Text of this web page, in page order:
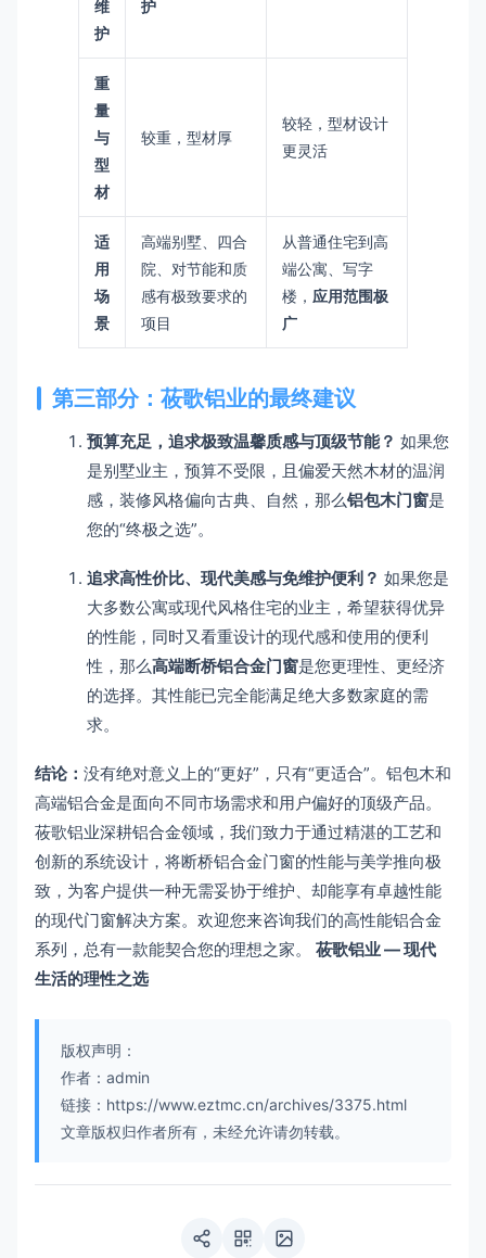
维
护
护
重
量
与
型
材
较重，型材厚
较轻，型材设计
更灵活
适
用
场
景
高端别墅、四合
院、对节能和质
感有极致要求的
项目
从普通住宅到高
端公寓、写字
楼， 应用范围极
广
第三部分：莜歌铝业的最终建议
预算充足，追求极致温馨质感与顶级节能？ 如果您
是别墅业主，预算不受限，且偏爱天然木材的温润
感，装修风格偏向古典、自然，那么铝包木门窗是
您的“终极之选”。
追求高性价比、现代美感与免维护便利？ 如果您是
大多数公寓或现代风格住宅的业主，希望获得优异
的性能，同时又看重设计的现代感和使用的便利
性，那么高端断桥铝合金门窗是您更理性、更经济
的选择。其性能已完全能满足绝大多数家庭的需
求。
结论： 没有绝对意义上的“更好”，只有“更适合”。铝包木和
高端铝合金是面向不同市场需求和用户偏好的顶级产品。
莜歌铝业深耕铝合金领域，我们致力于通过精湛的工艺和
创新的系统设计，将断桥铝合金门窗的性能与美学推向极
致，为客户提供一种无需妥协于维护、却能享有卓越性能
的现代门窗解决方案。欢迎您来咨询我们的高性能铝合金
系列，总有一款能契合您的理想之家。 莜歌铝业 — 现代
生活的理性之选
版权声明：
作者：admin
链接：https://www.eztmc.cn/archives/3375.html
文章版权归作者所有，未经允许请勿转载。